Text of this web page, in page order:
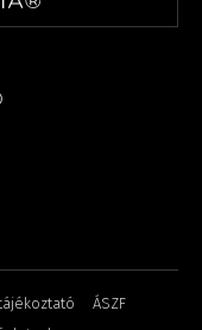
ÁSZF